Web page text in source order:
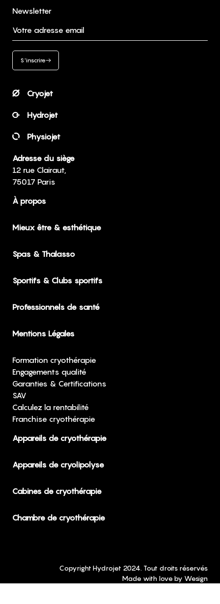
Cryojet
Hydrojet
Physiojet
Adresse du siège
12 rue Clairaut,
75017 Paris
À propos
Mieux être & esthétique
Spas & Thalasso
Sportifs & Clubs sportifs
Professionnels de santé
Mentions Légales
Formation cryothérapie
Engagements qualité
Garanties & Certifications
SAV
Calculez la rentabilité
Franchise cryothérapie
Appareils de cryothérapie
Appareils de cryolipolyse
Cabines de cryothérapie
Chambre de cryothérapie
Newsletter
Votre adresse email
S'inscrire
Copyright Hydrojet 2024. Tout droits réservés
Made with love by Wesign